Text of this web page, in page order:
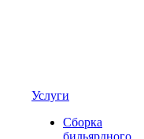
Услуги
Сборка
бильярдного